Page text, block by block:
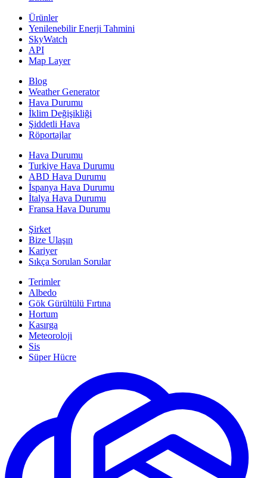
Ürünler
Yenilenebilir Enerji Tahmini
SkyWatch
API
Map Layer
Blog
Weather Generator
Hava Durumu
İklim Değişikliği
Şiddetli Hava
Röportajlar
Hava Durumu
Turkiye Hava Durumu
ABD Hava Durumu
İspanya Hava Durumu
İtalya Hava Durumu
Fransa Hava Durumu
Şirket
Bize Ulaşın
Kariyer
Sıkça Sorulan Sorular
Terimler
Albedo
Gök Gürültülü Fırtına
Hortum
Kasırga
Meteoroloji
Sis
Süper Hücre